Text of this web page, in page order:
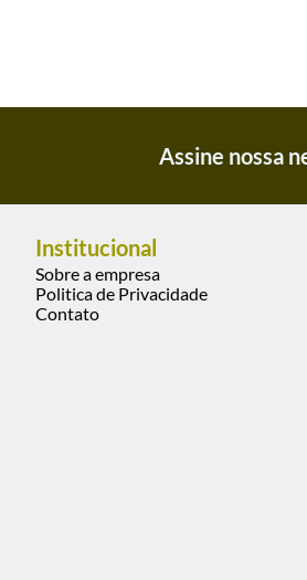
Assine nossa
Institucional
Sobre a empresa
Politica de Privacidade
Contato